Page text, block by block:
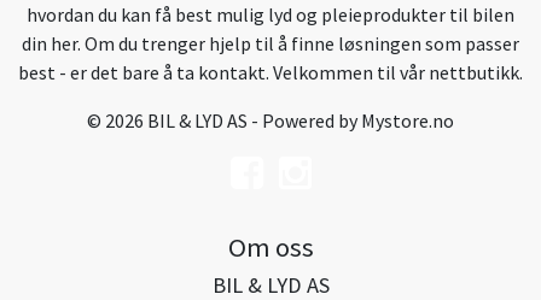
hvordan du kan få best mulig lyd og pleieprodukter til bilen
din her. Om du trenger hjelp til å finne løsningen som passer
best - er det bare å ta kontakt. Velkommen til vår nettbutikk.
© 2026 BIL & LYD AS - Powered byMystore.no
Om oss
BIL & LYD AS